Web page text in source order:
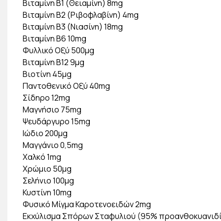
Βιταμίνη B1 (Θειαμίνη) 8mg
Βιταμίνη B2 (Ριβοφλαβίνη) 4mg
Βιταμίνη B3 (Νιασίνη) 18mg
Βιταμίνη B6 10mg
Φυλλικό Οξύ 500μg
Βιταμίνη B12 9μg
Βιοτίνη 45μg
Παντοθενικό Οξύ 40mg
Σίδηρο 12mg
Μαγνήσιο 75mg
Ψευδάργυρο 15mg
Ιώδιο 200μg
Μαγγάνιο 0,5mg
Χαλκό 1mg
Χρώμιο 50μg
Σελήνιο 100μg
Κυστίνη 10mg
Φυσικό Μίγμα Καροτενοειδών 2mg
Εκχύλισμα Σπόρων Σταφυλιού (95%